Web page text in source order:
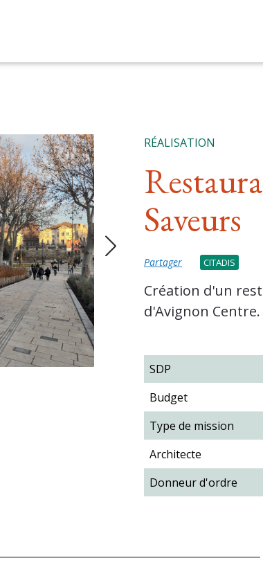
RÉALISATION
Saveurs
Partager CITADIS
Création d'un
d'Avignon Centre.
SDP
Budget
Type de mission
Architecte
Donneur d'ordre